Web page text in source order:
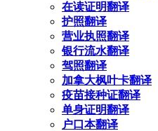
在读证明翻译
护照翻译
营业执照翻译
银行流水翻译
驾照翻译
加拿大枫叶卡翻译
疫苗接种证翻译
单身证明翻译
户口本翻译